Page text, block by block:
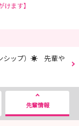
ます】
シップ）☀ 先輩や
先輩情報